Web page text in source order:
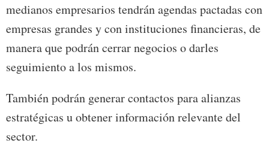
medianos empresarios tendrán agendas pactadas con
empresas grandes y con instituciones financieras, de
manera que podrán cerrar negocios o darles
seguimiento a los mismos.
También podrán generar contactos para alianzas
estratégicas u obtener información relevante del
sector.